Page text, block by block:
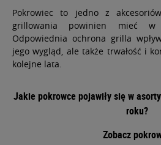
Pokrowiec to jedno z
grillowania powinien mieć w
Odpowiednia ochrona grilla
jego wygląd, ale także trwałość i
kolejne lata.
Jakie pokrowce pojawiły się w
roku?
Zobacz